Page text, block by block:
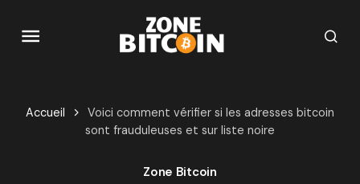
Accueil
Voici comment vérifier si les adresses bitcoin
sont frauduleuses et sur liste noire
Zone Bitcoin